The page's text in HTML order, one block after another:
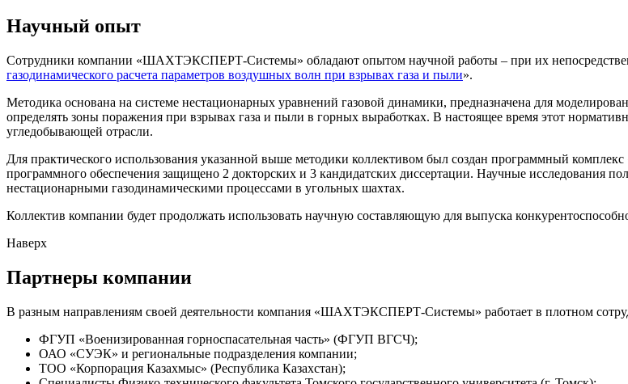
Научный опыт
Сотрудники компании «ШАХТЭКСПЕРТ-Системы» обладают опытом научной работы – при их
газодинамического расчета параметров воздушных волн при взрывах газа и пыли».
Методика основана на системе нестационарных уравнений газовой динамики, предназначена для
определять зоны поражения при взрывах газа и пыли в горных выработках. В настоящее время этот
угледобывающей отрасли.
Для практического использования указанной выше методики коллективом был создан программный
программного обеспечения защищено 2 докторских и 3 кандидатских диссертации. Научные исследования
нестационарными газодинамическими процессами в угольных шахтах.
Коллектив компании будет продолжать использовать научную составляющую для выпуска
Наверх
Партнеры компании
В разным направлениям своей деятельности компания «ШАХТЭКСПЕРТ-Системы» работает в плотном
ФГУП «Военизированная горноспасательная часть» (ФГУП ВГСЧ);
ОАО «СУЭК» и региональные подразделения компании;
ТОО «Корпорация Казахмыс» (Республика Казахстан);